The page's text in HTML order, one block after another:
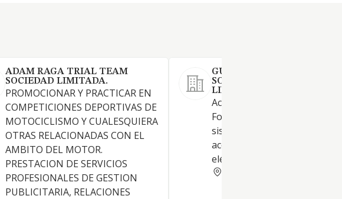
ADAM RAGA TRIAL TEAM
SOCIEDAD LIMITADA.
PROMOCIONAR Y PRACTICAR EN
COMPETICIONES DEPORTIVAS DE
MOTOCICLISMO Y CUALESQUIERA
OTRAS RELACIONADAS CON EL
AMBITO DEL MOTOR.
PRESTACION DE SERVICIOS
PROFESIONALES DE GESTION
PUBLICITARIA, RELACIONES
GUERRA
SOLUCIONES, SOCIEDAD
LIMITADA.
Actividades deportivas
Fontanería, instalación de
sistemas de calefacción y aire
acondicionado. Instalaciones
eléctricas